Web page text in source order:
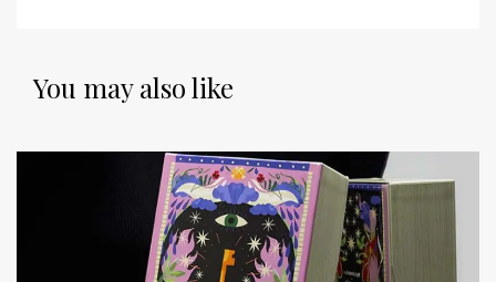
You may also like